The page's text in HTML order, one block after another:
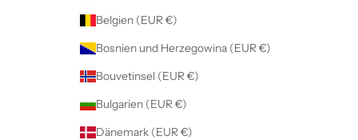
Belgien (EUR €)
Bosnien und Herzegowina (EUR €)
Bouvetinsel (EUR €)
Bulgarien (EUR €)
Dänemark (EUR €)